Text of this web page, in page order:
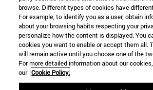
Campus Nueva York (IESE)
165 W 57th St 10019-2201 Nueva York
+1 646 346 8850
Campus Munich (IESE)
Maria-Theresia-Straße 15 81675 Múnich
browse. Different types of cookies have
For example, to identify you as a user, obtain
about your browsing habits respecting your
personalize how the content is displayed. You
cookies you want to enable or accept them all.
will remain active until you choose one of the
For more detailed information about our
our Cookie Policy.